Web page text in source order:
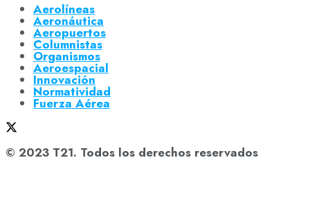
Aerolíneas
Aeronáutica
Aeropuertos
Columnistas
Organismos
Aeroespacial
Innovación
Normatividad
Fuerza Aérea
© 2023 T21. Todos los derechos reservados